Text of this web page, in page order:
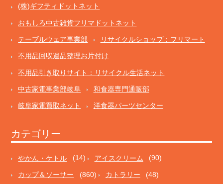
(株)ギフティドットネット
おもしろ中古雑貨フリマドットネット
テーブルウェア事業部 リサイクルショップ：フリマート
不用品回収遺品整理お片付け
不用品引き取りサイト：リサイクル生活ネット
中古家電事業部岐阜 和食器専門通販部
岐阜家電買取ネット 洋食器パーツセンター
カテゴリー
やかん・ケトル (14) アイスクリーム (90)
カップ＆ソーサー (860) カトラリー (48)